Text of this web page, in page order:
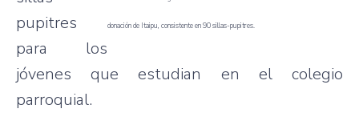
donación de Itaipu, consistente en 90 sillas-pupitres.
pupitres
para los
jóvenes que estudian en el colegio
parroquial.